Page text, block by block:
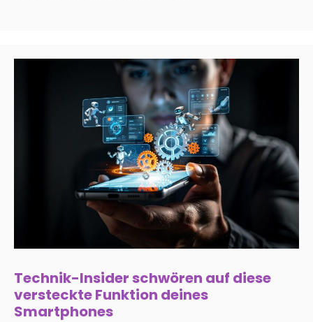
Technik-Insider schwören auf diese
versteckte Funktion deines
Smartphones